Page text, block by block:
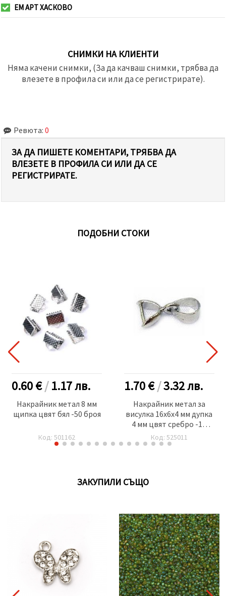
ЕМ АРТ ХАСКОВО
СНИМКИ НА КЛИЕНТИ
Няма качени снимки, (За да качваш снимки, трябва да
влезете в профила си или да се регистрирате).
Ревюта: 0
ЗА ДА ПИШЕТЕ КОМЕНТАРИ, ТРЯБВА ДА
ВЛЕЗЕТЕ В ПРОФИЛА СИ ИЛИ ДА СЕ
РЕГИСТРИРАТЕ.
ПОДОБНИ СТОКИ
0.60 €/1.17лв.
Накрайник метал 8 мм
щипка цвят бял -50 броя
Код: 501162
1.70 €/3.32лв.
Накрайник метал за
висулка 16x6x4 мм дупка
4 мм цвят сребро -10
броя
Код: 525011
ЗАКУПИЛИ СЪЩО